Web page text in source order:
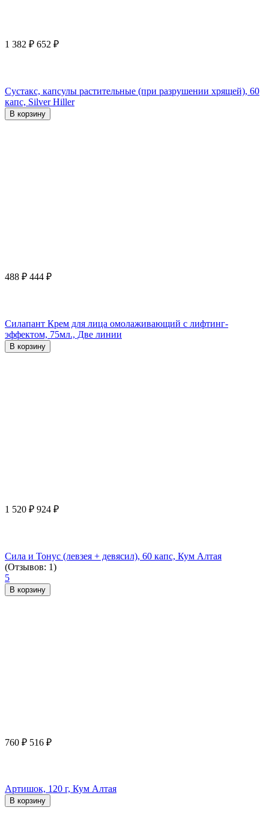
1 382 ₽ 652 ₽
Сустакс, капсулы растительные (при разрушении хрящей), 60
капс, Silver Hiller
В корзину
488 ₽ 444 ₽
Силапант Крем для лица омолаживающий с лифтинг-
эффектом, 75мл., Две линии
В корзину
1 520 ₽ 924 ₽
Сила и Тонус (левзея + девясил), 60 капс, Кум Алтая
(Отзывов: 1)
5
В корзину
760 ₽ 516 ₽
Артишок, 120 г, Кум Алтая
В корзину